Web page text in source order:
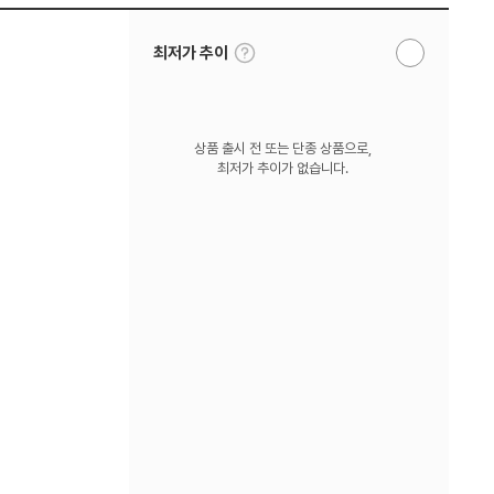
최저가 추이
툴
팁
알
상품 출시 전 또는 단종 상품으로,
최저가 추이가 없습니다.